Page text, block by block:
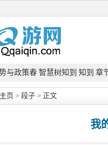
与政策春 智慧树知到 知到 章
主页 > 段子 > 正文
我